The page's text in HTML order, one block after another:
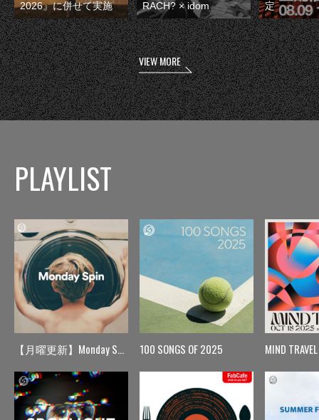
2026』に併せて実施
RACH? × idom
定
VIEW MORE
PLAYLIST
【月曜更新】Monday Spin 100 SONGS OF 2025 MIND TRAVEL